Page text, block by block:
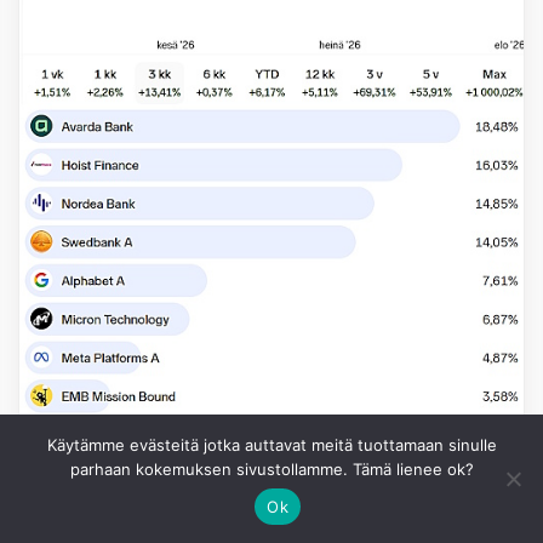
Käytämme evästeitä jotka auttavat meitä tuottamaan sinulle
parhaan kokemuksen sivustollamme. Tämä lienee ok?
Ok